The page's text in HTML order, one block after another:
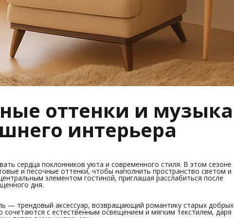
оттенки и музыка
интерьера
сердца поклонников уюта и современного стиля. В этом сезоне
и песочные оттенки, чтобы наполнить пространство светом и
элементом гостиной, приглашая расслабиться после
дня.
— трендовый аксессуар, возвращающий романтику старых добрых
с естественным освещением и мягким текстилем, даря